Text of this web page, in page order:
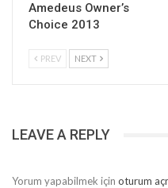
Amedeus Owner’s
Choice 2013
PREV NEXT
LEAVE A REPLY
Yorum yapabilmek için oturum